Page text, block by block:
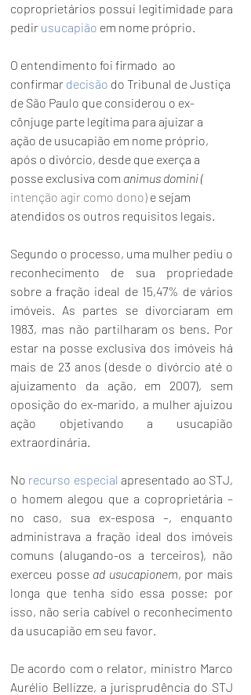
coproprietários possui legitimidade para
pedir usucapião em nome próprio.
O entendimento foi firmado  ao
confirmar decisão do Tribunal de Justiça
de São Paulo que considerou o ex-
cônjuge parte legítima para ajuizar a
ação de usucapião em nome próprio,
após o divórcio, desde que exerça a
posse exclusiva com animus domini (
intenção agir como dono) e sejam
atendidos os outros requisitos legais.
Segundo o processo, uma mulher pediu o
reconhecimento de sua propriedade
sobre a fração ideal de 15,47% de vários
imóveis. As partes se divorciaram em
1983, mas não partilharam os bens. Por
estar na posse exclusiva dos imóveis há
mais de 23 anos (desde o divórcio até o
ajuizamento da ação, em 2007), sem
oposição do ex-marido, a mulher ajuizou
ação objetivando a usucapião
extraordinária.
No recurso especial apresentado ao STJ,
o homem alegou que a coproprietária –
no caso, sua ex-esposa –, enquanto
administrava a fração ideal dos imóveis
comuns (alugando-os a terceiros), não
exerceu posse ad usucapionem, por mais
longa que tenha sido essa posse; por
isso, não seria cabível o reconhecimento
da usucapião em seu favor.
De acordo com o relator, ministro Marco
Aurélio Bellizze, a jurisprudência do STJ